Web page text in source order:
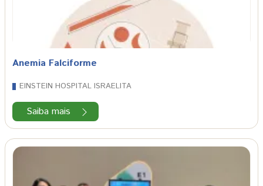
Anemia Falciforme
EINSTEIN HOSPITAL ISRAELITA
Saiba mais